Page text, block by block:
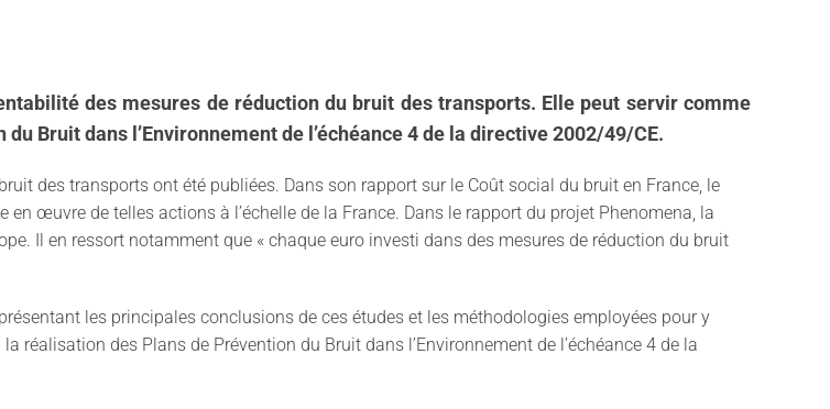
des mesures de réduction du bruit des transports. Elle peut servir comme
Bruit dans l’Environnement de l’échéance 4 de la directive 2002/49/CE.
des transports ont été publiées. Dans son rapport sur le Coût social du bruit en France, le
œuvre de telles actions à l’échelle de la France. Dans le rapport du projet Phenomena, la
Il en ressort notamment que « chaque euro investi dans des mesures de réduction du bruit
les principales conclusions de ces études et les méthodologies employées pour y
réalisation des Plans de Prévention du Bruit dans l’Environnement de l’échéance 4 de la